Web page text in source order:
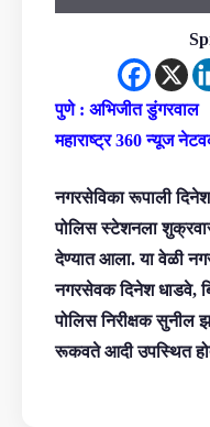
पुणे : अभिजीत डुंगरवाल
महाराष्ट्र 360 न्यूज
नगरसेविका रूपाली दिनेश
पोलिस स्टेशनला
देण्यात आला. या वेळी
नगरसेवक दिनेश धाडवे,
पोलिस निरीक्षक सुनील
रूकवते आदी उपस्थित